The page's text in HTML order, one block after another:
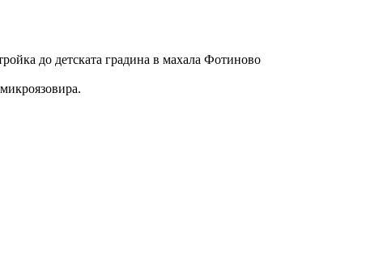
до детската градина в махала Фотиново